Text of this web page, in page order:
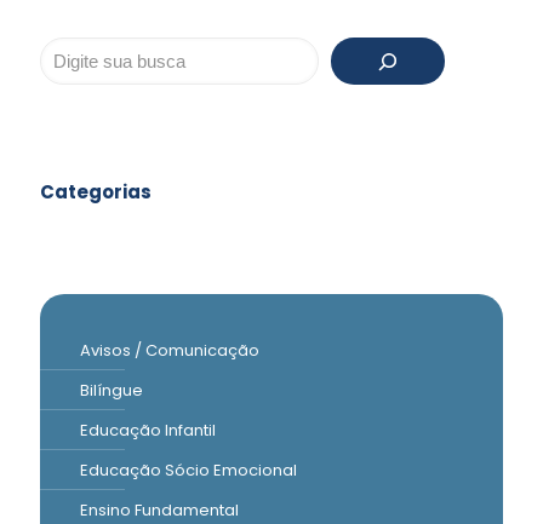
Pesquisar
Categorias
Avisos / Comunicação
Bilíngue
Educação Infantil
Educação Sócio Emocional
Ensino Fundamental